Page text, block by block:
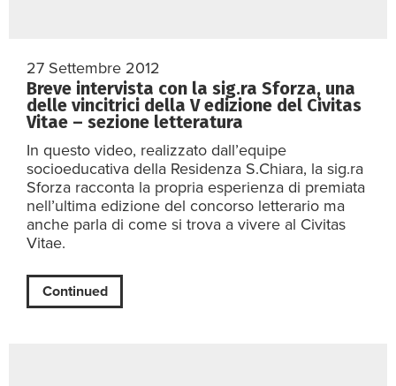
27 Settembre 2012
Breve intervista con la sig.ra Sforza, una
delle vincitrici della V edizione del Civitas
Vitae – sezione letteratura
In questo video, realizzato dall’equipe
socioeducativa della Residenza S.Chiara, la sig.ra
Sforza racconta la propria esperienza di premiata
nell’ultima edizione del concorso letterario ma
anche parla di come si trova a vivere al Civitas
Vitae.
Continued